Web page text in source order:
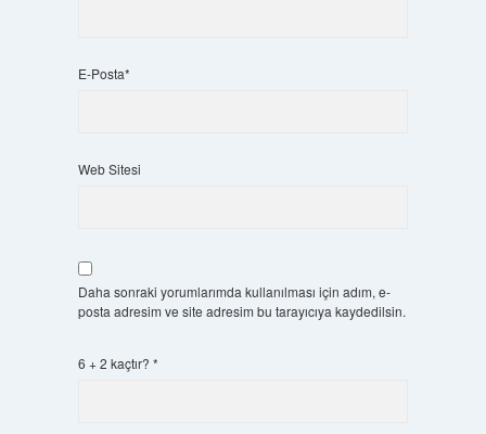
E-Posta*
Web Sitesi
Daha sonraki yorumlarımda kullanılması için adım, e-
posta adresim ve site adresim bu tarayıcıya kaydedilsin.
6 + 2 kaçtır? *